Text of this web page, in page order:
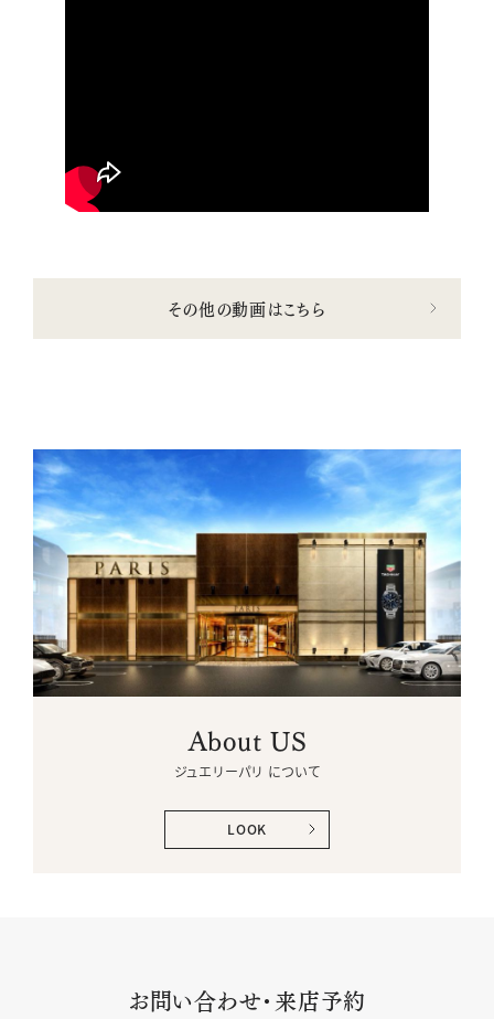
その他の動画はこちら
About US
ジュエリーパリ について
LOOK
お問い合わせ・来店予約